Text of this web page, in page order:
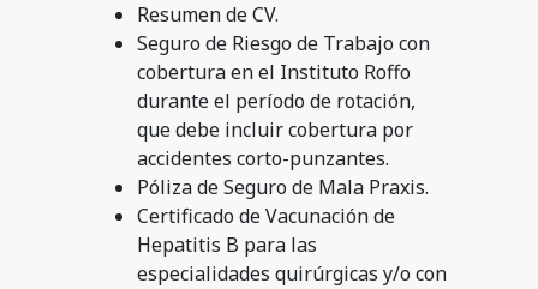
Resumen de CV.
Seguro de Riesgo de Trabajo con
cobertura en el Instituto Roffo
durante el período de rotación,
que debe incluir cobertura por
accidentes corto-punzantes.
Póliza de Seguro de Mala Praxis.
Certificado de Vacunación de
Hepatitis B para las
especialidades quirúrgicas y/o con